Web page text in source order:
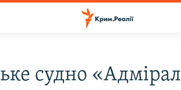
судно «Адмірал